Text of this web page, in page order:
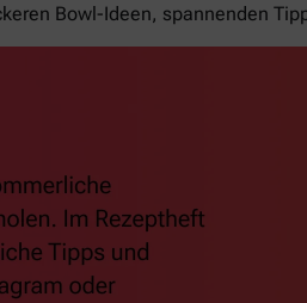
Bowl-Ideen, spannenden